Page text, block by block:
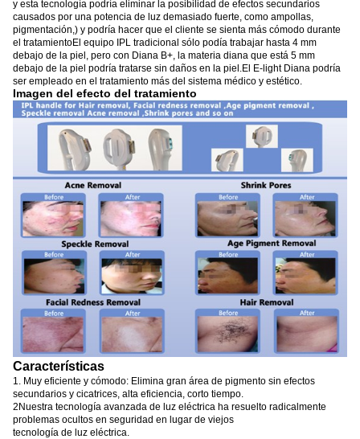
y esta tecnología podría eliminar la posibilidad de efectos secundarios
causados por una potencia de luz demasiado fuerte, como ampollas,
pigmentación,) y podría hacer que el cliente se sienta más cómodo durante
el tratamientoEl equipo IPL tradicional sólo podía trabajar hasta 4 mm
debajo de la piel, pero con Diana B+, la materia diana que está 5 mm
debajo de la piel podría tratarse sin daños en la piel.El E-light Diana podría
ser empleado en el tratamiento más del sistema médico y estético.
Imagen del efecto del tratamiento
Características
1. Muy eficiente y cómodo: Elimina gran área de pigmento sin efectos
secundarios y cicatrices, alta eficiencia, corto tiempo.
2Nuestra tecnología avanzada de luz eléctrica ha resuelto radicalmente
problemas ocultos en seguridad en lugar de viejos
tecnología de luz eléctrica.